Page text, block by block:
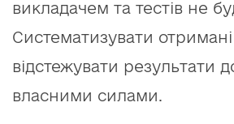
викладачем та тестів не
Систематизувати
відстежувати результати
власними силами.